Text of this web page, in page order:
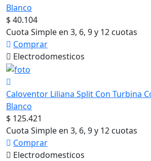
Blanco
$ 40.104
Cuota Simple en 3, 6, 9 y 12 cuotas
Comprar
Electrodomesticos
Caloventor Liliana Split Con Turbina
Blanco
$ 125.421
Cuota Simple en 3, 6, 9 y 12 cuotas
Comprar
Electrodomesticos